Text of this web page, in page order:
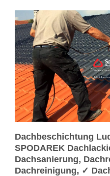
Dachbeschichtung
SPODAREK
Dachsanierung,
Dachreinigung, ✓